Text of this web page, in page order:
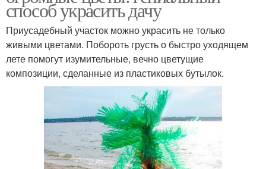
способ украсить дачу
Приусадебный участок можно украсить не только
живыми цветами. Побороть грусть о быстро уходящем
лете помогут изумительные, вечно цветущие
композиции, сделанные из пластиковых бутылок.